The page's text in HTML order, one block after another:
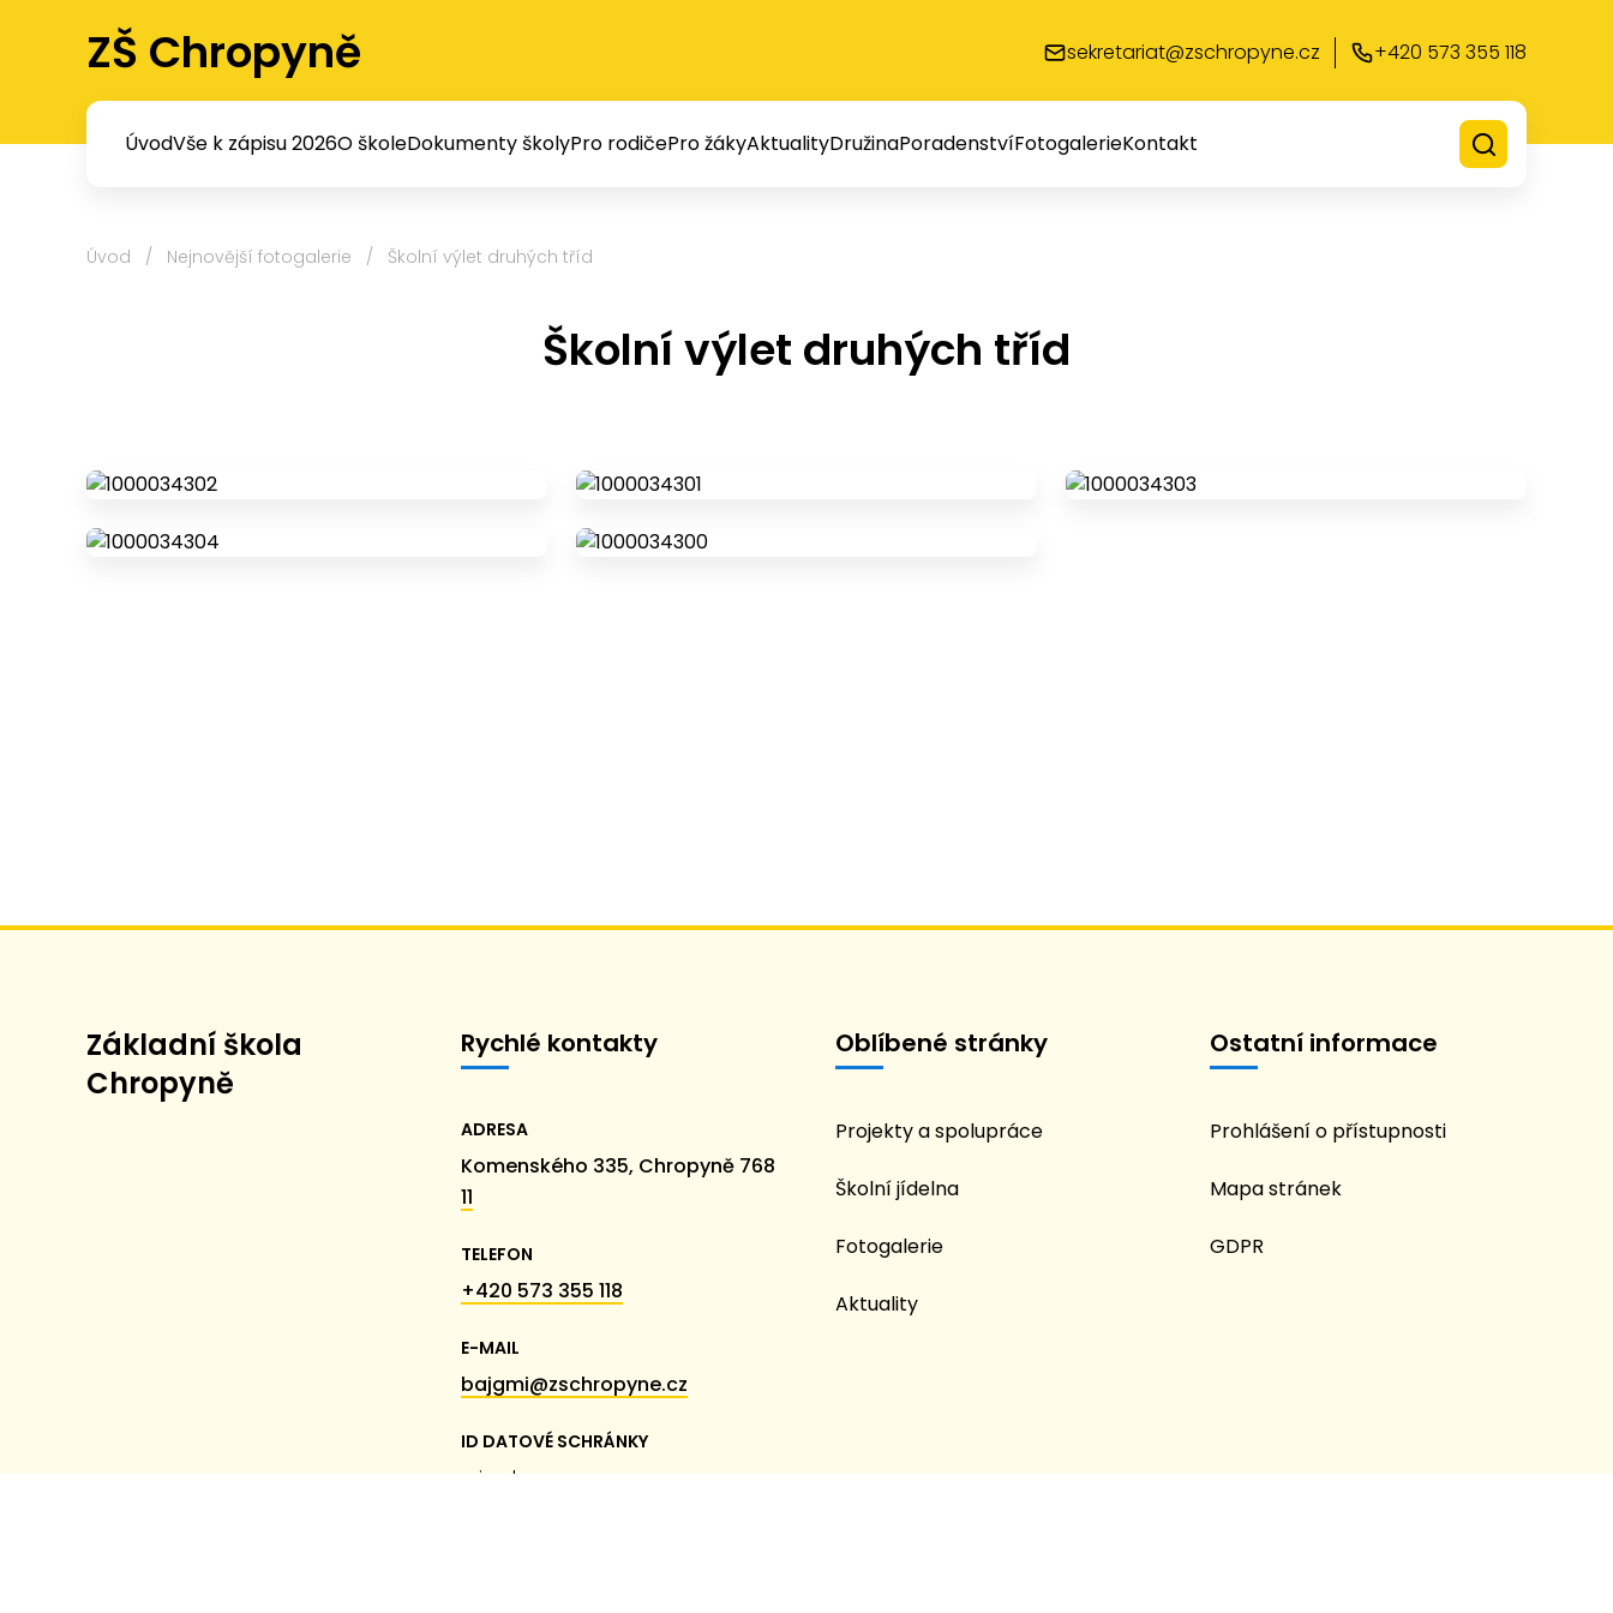
ZŠ Chropyně sekretariat@zschropyne.cz +420 573 355 118
ÚvodVše k zápisu 2026O školeDokumenty školyPro rodičePro žákyAktualityDružinaPoradenstvíFotogalerieKontakt
Úvod / Nejnovější fotogalerie / Školní výlet druhých tříd
Školní výlet druhých tříd
Základní škola
Chropyně
Rychlé kontakty
ADRESA
Komenského 335, Chropyně 768
11
TELEFON
+420 573 355 118
E-MAIL
bajgmi@zschropyne.cz
ID DATOVÉ SCHRÁNKY
miumkem
Oblíbené stránky
Projekty a spolupráce
Školní jídelna
Fotogalerie
Aktuality
Ostatní informace
Prohlášení o přístupnosti
Mapa stránek
GDPR